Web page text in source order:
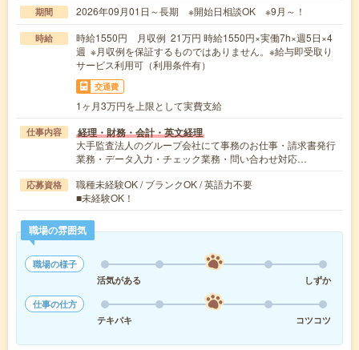
期間 2026年09月01日～長期 ※開始日相談OK ※9月～！
時給
時給1550円 月収例 21万円 時給1550円×実働7h×週5日×4
週 ※月収例を保証するものではありません。※給与即受取り
サービス利用可（利用条件有）
交通費
1ヶ月3万円を上限として実費支給
仕事内容 経理・財務・会計・英文経理
大手監査法人のグループ会社にて事務のお仕事・請求書発行
業務・データ入力・チェック業務・問い合わせ対応…
応募資格
職種未経験OK / ブランクOK / 英語力不要
■未経験OK！
職場の雰囲気
職場の様子
活気がある
しずか
仕事の仕方
テキパキ
コツコツ